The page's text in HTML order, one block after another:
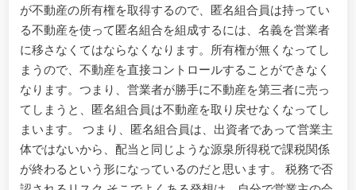
が不動産の所有権を取得するので、匿名組合員は持ってい
る不動産を使って匿名組合を組成するには、名義を営業者
に移さなくてはならなくなります。所有権が無くなってし
まうので、不動産を直接コントロールすることができなく
なります。つまり、営業者が勝手に不動産を第三者に売っ
てしまうと、匿名組合員は不動産を取り戻せなくなってし
まいます。 つまり、匿名組合員は、出資者であって営業主
体ではないから、配当と同じような源泉所得税で課税関係
が終わるという形になっているのだと思います。 税務で否